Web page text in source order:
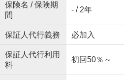
保険名 / 保険期
間
- / 2年
保証人代行義務 必加入
保証人代行利用
料
初回50％～